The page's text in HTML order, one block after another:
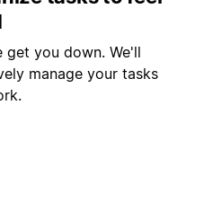
get you down. We'll
manage your tasks